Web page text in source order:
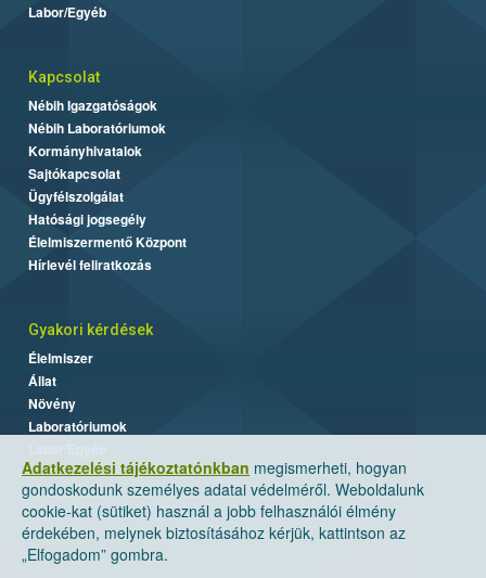
Adatkezelési tájékoztatónkban megismerheti, hogyan
gondoskodunk személyes adatai védelméről. Weboldalunk
cookie-kat (sütiket) használ a jobb felhasználói élmény
érdekében, melynek biztosításához kérjük, kattintson az
„Elfogadom” gombra.
Labor/Egyéb
Kapcsolat
Nébih Igazgatóságok
Nébih Laboratóriumok
Kormányhivatalok
Sajtókapcsolat
Ügyfélszolgálat
Hatósági jogsegély
Élelmiszermentő Központ
Hírlevél feliratkozás
Gyakori kérdések
Élelmiszer
Állat
Növény
Laboratóriumok